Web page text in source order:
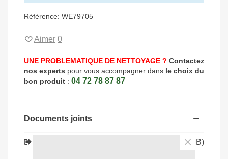
Référence: WE79705
Aimer 0
UNE PROBLEMATIQUE DE NETTOYAGE ? Contactez
nos experts pour vous accompagner dans le choix du
bon produit : 04 72 78 87 87
Documents joints
Téléchargement (1.47MB)
×